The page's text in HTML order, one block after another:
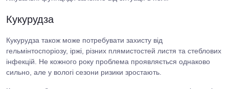
Кукурудза
Кукурудза також може потребувати захисту від
гельмінтоспоріозу, іржі, різних плямистостей листя та стеблових
інфекцій. Не кожного року проблема проявляється однаково
сильно, але у вологі сезони ризики зростають.